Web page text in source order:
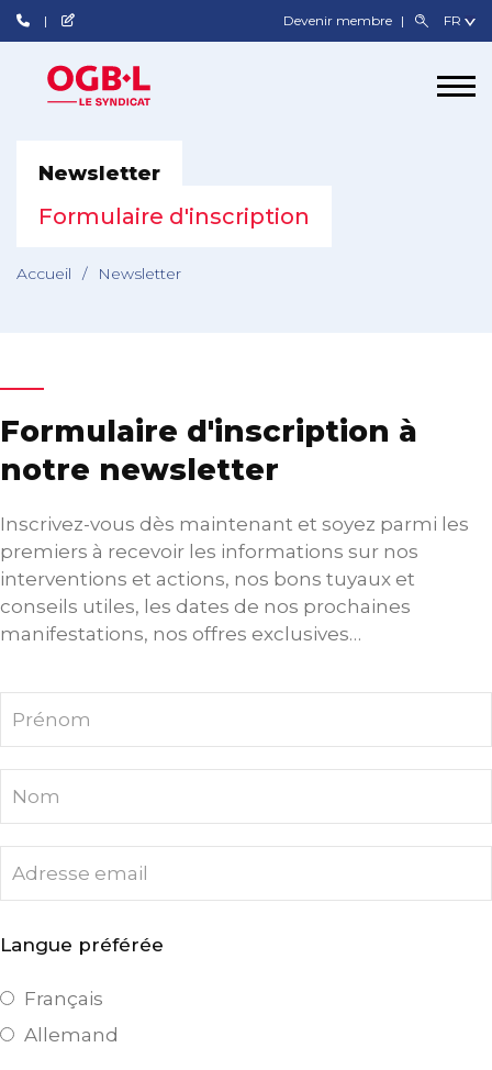
Devenir membre
Newsletter
Formulaire d'inscription
Accueil / Newsletter
Formulaire d'inscription à
notre newsletter
Inscrivez-vous dès maintenant et soyez parmi les
premiers à recevoir les informations sur nos
interventions et actions, nos bons tuyaux et
conseils utiles, les dates de nos prochaines
manifestations, nos offres exclusives…
Langue préférée
Français
Allemand